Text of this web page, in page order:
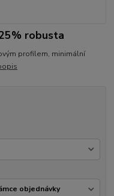
robusta
profilem, minimální